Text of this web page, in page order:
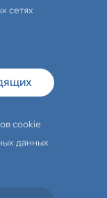
сетях
cookie
данных